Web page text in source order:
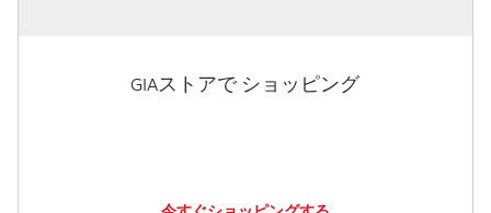
GIAストアで ショッピング